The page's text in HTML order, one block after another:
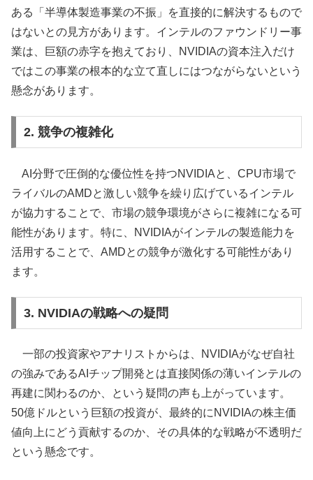
ある「半導体製造事業の不振」を直接的に解決するもので
はないとの見方があります。インテルのファウンドリー事
業は、巨額の赤字を抱えており、NVIDIAの資本注入だけ
ではこの事業の根本的な立て直しにはつながらないという
懸念があります。
2. 競争の複雑化
AI分野で圧倒的な優位性を持つNVIDIAと、CPU市場で
ライバルのAMDと激しい競争を繰り広げているインテル
が協力することで、市場の競争環境がさらに複雑になる可
能性があります。特に、NVIDIAがインテルの製造能力を
活用することで、AMDとの競争が激化する可能性があり
ます。
3. NVIDIAの戦略への疑問
一部の投資家やアナリストからは、NVIDIAがなぜ自社
の強みであるAIチップ開発とは直接関係の薄いインテルの
再建に関わるのか、という疑問の声も上がっています。
50億ドルという巨額の投資が、最終的にNVIDIAの株主価
値向上にどう貢献するのか、その具体的な戦略が不透明だ
という懸念です。